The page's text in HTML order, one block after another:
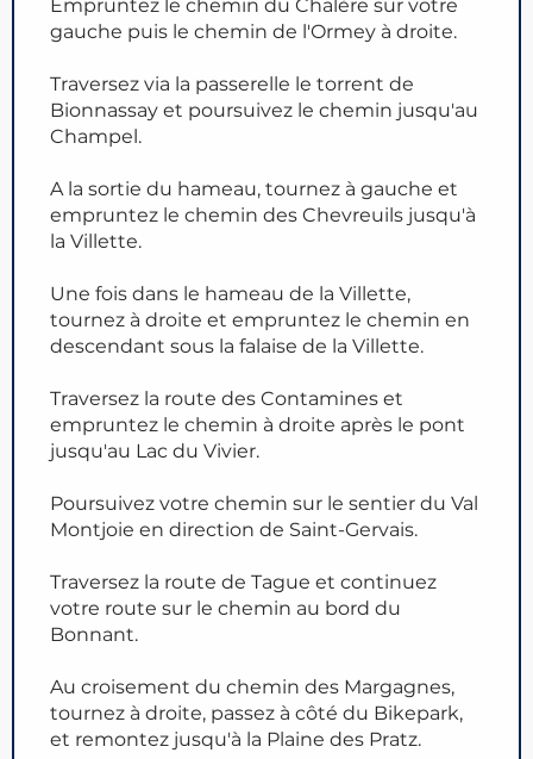
Empruntez le chemin du Chalère sur votre
gauche puis le chemin de l'Ormey à droite.
Traversez via la passerelle le torrent de
Bionnassay et poursuivez le chemin jusqu'au
Champel.
A la sortie du hameau, tournez à gauche et
empruntez le chemin des Chevreuils jusqu'à
la Villette.
Une fois dans le hameau de la Villette,
tournez à droite et empruntez le chemin en
descendant sous la falaise de la Villette.
Traversez la route des Contamines et
empruntez le chemin à droite après le pont
jusqu'au Lac du Vivier.
Poursuivez votre chemin sur le sentier du Val
Montjoie en direction de Saint-Gervais.
Traversez la route de Tague et continuez
votre route sur le chemin au bord du
Bonnant.
Au croisement du chemin des Margagnes,
tournez à droite, passez à côté du Bikepark,
et remontez jusqu'à la Plaine des Pratz.